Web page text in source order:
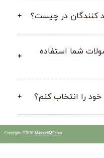
کنندگان در چیست؟
شما استفاده
را انتخاب کنم؟
Copyright ©2026 MasoudiMF.com